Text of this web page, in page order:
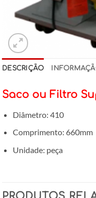
DESCRIÇÃO
Saco ou Filtro
Diâmetro: 410
Comprimento: 660mm
Unidade: peça